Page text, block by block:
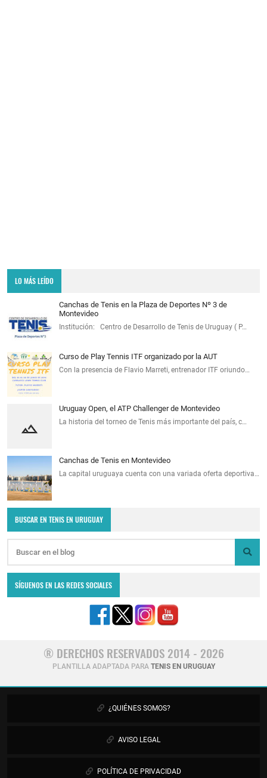
LO MÁS LEÍDO
Canchas de Tenis en la Plaza de Deportes Nº 3 de
Montevideo
Institución: Centro de Desarrollo de Tenis de Uruguay ( P…
Curso de Play Tennis ITF organizado por la AUT
Con la presencia de Flavio Marreti, entrenador ITF oriundo…
Uruguay Open, el ATP Challenger de Montevideo
La historia del torneo de Tenis más importante del país, c…
Canchas de Tenis en Montevideo
La capital uruguaya cuenta con una variada oferta deportiva…
BUSCAR EN TENIS EN URUGUAY
SÍGUENOS EN LAS REDES SOCIALES
® DERECHOS RESERVADOS 2014 - 2026
PLANTILLA ADAPTADA PARA TENIS EN URUGUAY
¿QUIÉNES SOMOS?
AVISO LEGAL
POLÍTICA DE PRIVACIDAD